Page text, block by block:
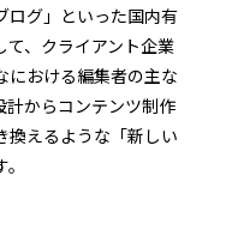
ログ」といった国内有
、クライアント企業
における編集者の主な
からコンテンツ制作
換えるような「新しい